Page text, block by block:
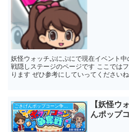
妖怪ウォッチぷにぷにで現在イベント
戦隠しステージのページです ここでは
ります ぜひ参考にしていってください
ごきげんポップコーン争奪戦イベント
【妖怪ウ
んポップ